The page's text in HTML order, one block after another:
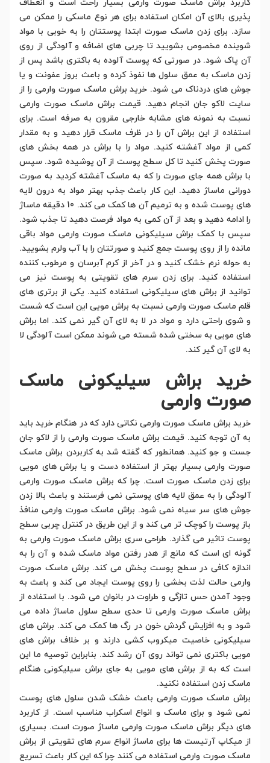
کاربرد براش ماسک صورت وارمی بسیار راحت است و انعطاف
پذیری بالای آن امکان استفاده برای هر نوع ماسکی را ممکن می
سازد. برای زدن ماسک صورت ابتدا پوستتان را به خوبی با مواد
شوینده مخصوص بشویید تا چربی های اضافه و آلودگی از روی
آن پاک شود. در صورتی که پوست آلوده به باکتری باشد پس از
زدن ماسک به عمق سلول ها نفوذ کرده و باعث بروز عفونت و یا
جوش های دردناک می شود. خرید براش ماسک صورت وارمی را از
سایت لاکو جان انجام دهید. قیمت براش ماسک صورت وارمی
نسبت به نمونه های مشابه خارجی مقرون به صرفه است. برای
استفاده از این براش آن را در ظرف ماسک قرار دهید و به مقدار
کمی از مواد آغشته کنید. مواد را با براش در همه بخش های
صورت پخش کنید تا کل سطح پوست از آن پوشیده شود. سپس
با براش همه جای صورت را که به ماسک آغشته کردید به صورت
دورانی ماساژ دهید. این کار باعث جذب بهتر مواد به درون لایه
های پوست شده و به ترمیم آن ها کمک می کند. 10 دقیقه ماساژ
را ادامه دهید و بعد از آن کمی به مواد فرصت دهید تا جذب شود.
سپس با کمک براش سیلیکونی ماسک صورت وارمی مواد باقی
مانده را از روی پوست جمع کنید و صورتتان را با آب ولرم بشویید.
به حوله نرم خشک کنید و در آخر از کرم آبرسان و مرطوب کننده
استفاده کنید. برای زدن سرم های تقویتی به پوست نیز می
توانید از براش های سیلیکونی استفاده کنید. یکی از برتری های
قلم ماسک صورت وارمی نسبت به براش مویی این است که شست
و شوی راحتی دارد و مواد در لا به لای آن گیر نمی کند. اما براش
های مویی به سختی شده شسته می شوند ممکن است آلودگی لا
به لای آن گیر کند.
خرید براش سیلیکونی ماسک
صورت وارمی
خرید براش ماسک صورت وارمی نکاتی دارد که در هنگام خرید باید
به آن توجه کنید. قیمت براش ماسک صورت وارمی را از لاکو جان
جست و جو کنید. همانطور که گفته شد به کاربردن براش ماسک
صورت وارمی بسیار بهتر از استفاده دست و یا براش های مویی
برای زدن ماسک صورت است. چرا که براش ماسک صورت وارمی
آلودگی را به عمق لایه های پوستی نمی فرستند و باعث بالا زدن
جوش های سر سیاه نمی شود. براش ماسک صورت وارمی منافذ
باز پوست را کوچک تر می کند و از این طریق در کنترل چربی سطح
پوست تاثیر می گذارد. طراحی سری براش ماسک صورت وارمی به
گونه ای است که مانع از هدر رفتن مواد ماسک شده و آن را به
اندازه کافی در سطح پوست پخش می کند. براش ماسک صورت
وارمی حالت لذت بخشی را روی پوست ایجاد می کند و باعث به
وجود آمدن حس تازگی و طراوت در بانوان می شود. با استفاده از
براش ماسک صورت وارمی تا حدی سطح سلول ماساژ داده می
شود و به افزایش گردش خون در رگ ها کمک می کند. براش های
سیلیکونی خاصیت میکروب کشی دارند و بر خلاف براش های
مویی باکتری نمی تواند روی آن رشد کند. بنابراین توصیه ما این
است که به از براش های مویی به جای براش سیلیکونی هنگام
ماسک زدن استفاده نکنید.
براش ماسک صورت وارمی باعث خشک شدن سلول های پوست
نمی شود و برای ماسک و انواع اسکراب مناسب است. از کاربرد
های دیگر براش ماسک صورت وارمی ماساژ صورت است. بسیاری
از میکاپ آرتیست ها برای ماساژ انواع سرم های تقویتی از براش
ماسک صورت وارمی استفاده می کنند چرا که این کار باعث تسریع